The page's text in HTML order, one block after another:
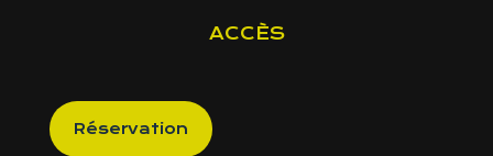
ACCÈS
Réservation